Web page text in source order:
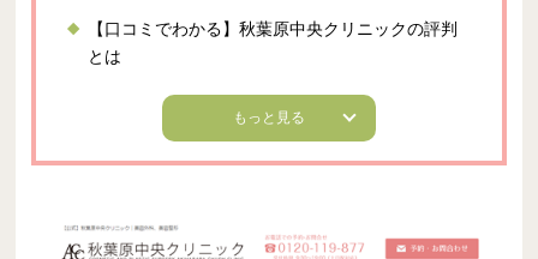
【口コミでわかる】秋葉原中央クリニックの評判
とは
もっと見る